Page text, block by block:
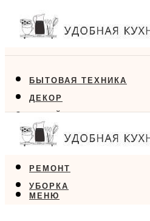
БЫТОВАЯ ТЕХНИКА
ДЕКОР
ДИЗАЙН
ЕДА
РЕМОНТ
УБОРКА
МЕНЮ